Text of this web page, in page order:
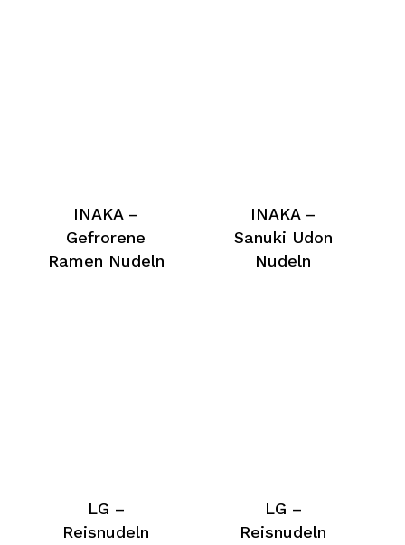
INAKA –
Gefrorene
Ramen Nudeln
INAKA –
Sanuki Udon
Nudeln
LG –
Reisnudeln
LG –
Reisnudeln